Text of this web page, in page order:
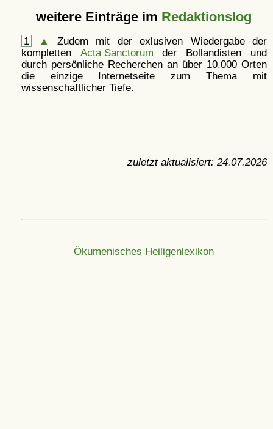
weitere Einträge im Redaktionslog
1 ▲
Zudem mit der exlusiven Wiedergabe der
kompletten Acta Sanctorum der Bollandisten und
durch persönliche Recherchen an über 10.000 Orten
die einzige Internetseite zum Thema mit
wissenschaftlicher Tiefe.
zuletzt aktualisiert: 24.07.2026
Ökumenisches Heiligenlexikon